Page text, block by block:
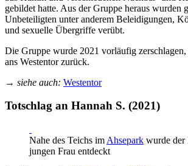
gebildet hatte. Aus der Gruppe heraus wurden
Unbeteiligten unter anderem Beleidigungen,
und sexuelle Übergriffe verübt.
Die Gruppe wurde 2021 vorläufig
ans Westentor zurück.
→ siehe auch: Westentor
Totschlag an Hannah S. (2021)
Nahe des Teichs im Ahsepark wurde der
jungen Frau entdeckt